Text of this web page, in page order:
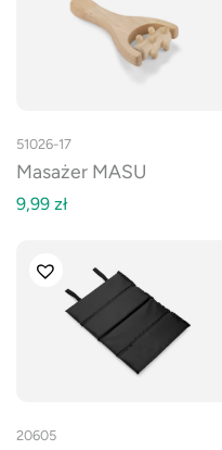
51026-17
Masażer MASU
9,99 zł
20605